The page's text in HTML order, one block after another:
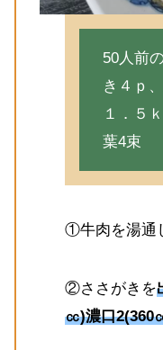
50人前
き４ｐ
１．５
葉4束
①牛肉を湯通
②ささがきを
㏄)濃口2(360